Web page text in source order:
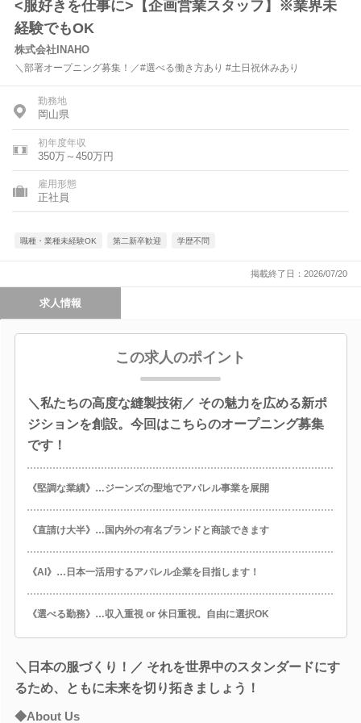
<服好きを仕事に>【企画営業スタッフ】※業界未
経験でもOK
株式会社INAHO
＼部署オープニング募集！／#選べる働き方あり #土日祝休みあり
勤務地
岡山県
初年度年収
350万～450万円
雇用形態
正社員
職種・業種未経験OK 第二新卒歓迎 学歴不問
掲載終了日：2026/07/20
求人情報
この求人のポイント
＼私たちの高度な縫製技術／ その魅力を広める新ポ
ジションを創設。今回はこちらのオープニング募集
です！
《堅調な業績》…ジーンズの聖地でアパレル事業を展開
《直請け大半》…国内外の有名ブランドと商談できます
《AI》…日本一活用するアパレル企業を目指します！
《選べる勤務》…収入重視 or 休日重視。自由に選択OK
＼日本の服づくり！／ それを世界中のスタンダードにす
るため、ともに未来を切り拓きましょう！
◆About Us